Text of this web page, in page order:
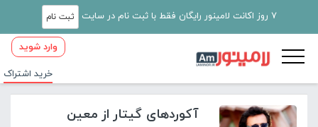
7 روز اکانت لامینور رایگان فقط با ثبت نام در سایت ثبت نام
وارد شوید
خرید اشتراک
آکوردهای گیتار از معین